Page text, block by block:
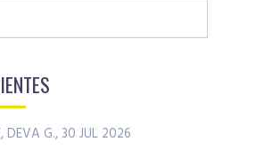
DEVA G., 30 JUL 2026